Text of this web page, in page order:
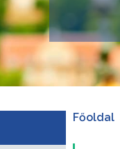
Főoldal